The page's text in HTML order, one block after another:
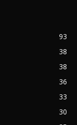
93
38
38
36
33
30